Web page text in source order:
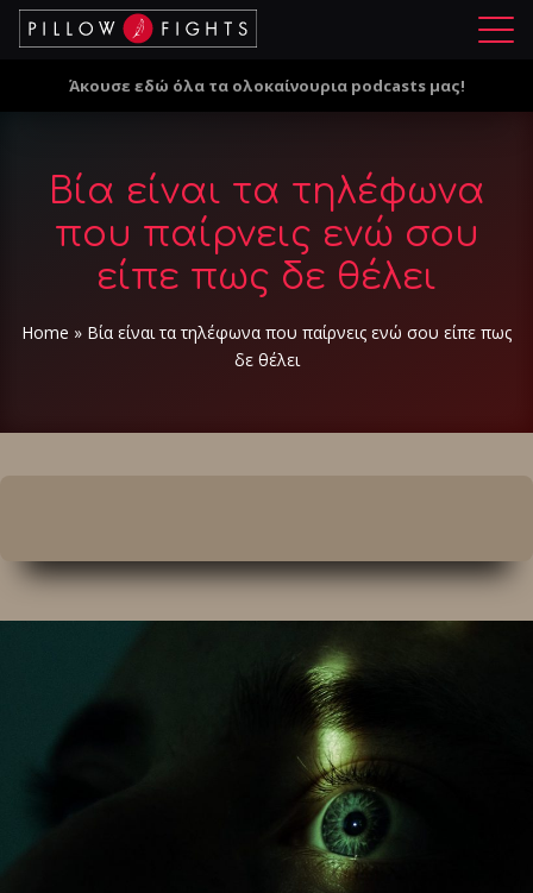
Μ
ο
Άκουσε εδώ όλα τα ολοκαίνουρια podcasts μας!
Βία είναι τα τηλέφωνα
που παίρνεις ενώ σου
είπε πως δε θέλει
Home » Βία είναι τα τηλέφωνα που παίρνεις ενώ σου είπε πως
δε θέλει